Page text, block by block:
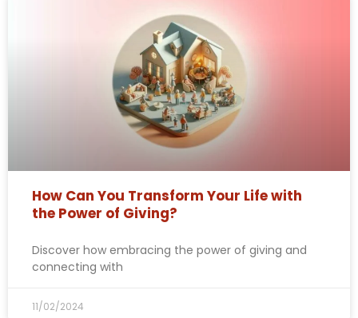
How Can You Transform Your Life with
the Power of Giving?
Discover how embracing the power of giving and
connecting with
11/02/2024